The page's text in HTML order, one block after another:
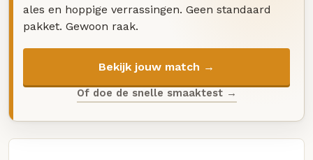
ales en hoppige verrassingen. Geen standaard
pakket. Gewoon raak.
Bekijk jouw match →
Of doe de snelle smaaktest →